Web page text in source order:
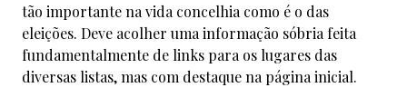
tão importante na vida concelhia como é o das
eleições. Deve acolher uma informação sóbria feita
fundamentalmente de links para os lugares das
diversas listas, mas com destaque na página inicial.